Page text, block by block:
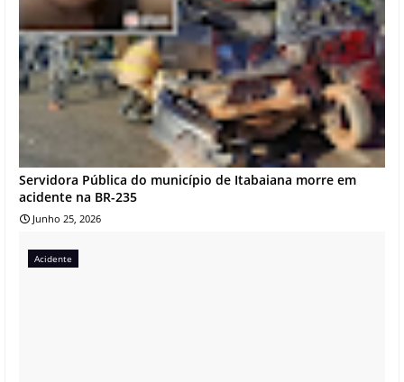
Servidora Pública do município de Itabaiana morre em
acidente na BR-235
Junho 25, 2026
Acidente